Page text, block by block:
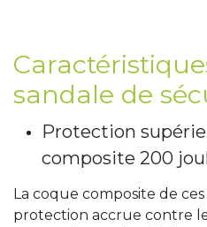
sandale de
Protection
composite 200
La coque composite de
protection accrue contre